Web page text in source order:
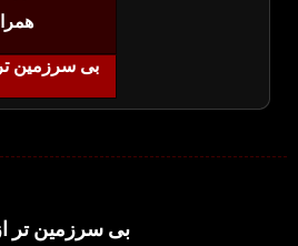
بی سرزمین تر
بی سرزمین تر